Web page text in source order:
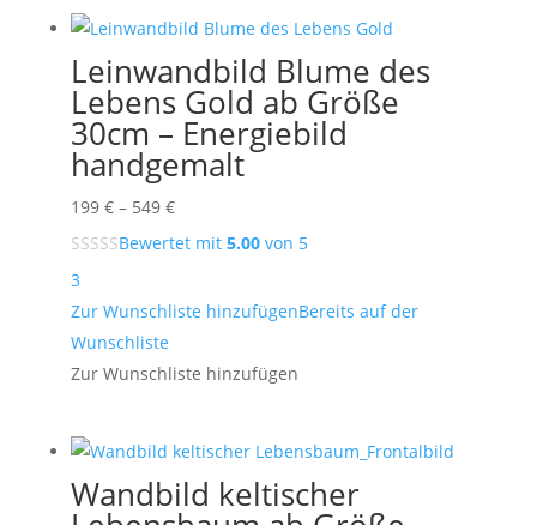
Leinwandbild Blume des
Lebens Gold ab Größe
30cm – Energiebild
handgemalt
199 € – 549 €Preisspanne:
199 €
549 €
Bewertet mit 5.00von 5
3
Zur Wunschliste hinzufügenBereits auf der
Wunschliste
Zur Wunschliste hinzufügen
Wandbild keltischer